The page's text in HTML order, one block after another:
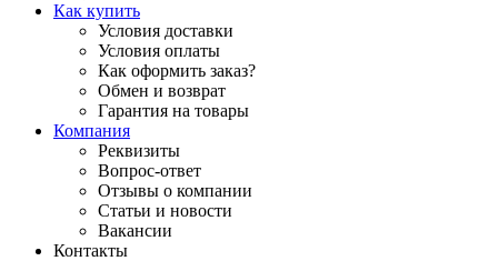
Как купить
Условия доставки
Условия оплаты
Как оформить заказ?
Обмен и возврат
Гарантия на товары
Компания
Реквизиты
Вопрос-ответ
Отзывы о компании
Статьи и новости
Вакансии
Контакты